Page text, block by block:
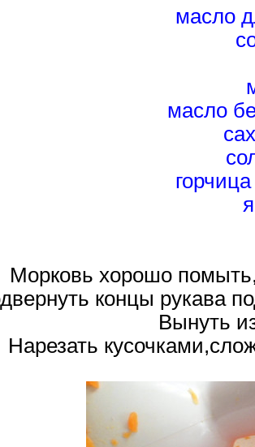
масло
масло
Морковь хорошо
концы рукава
Вынуть
Нарезать